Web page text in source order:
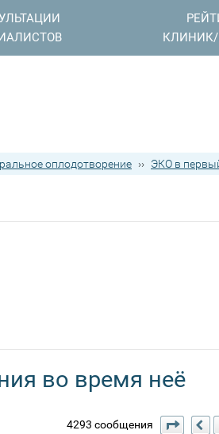
КЛИНИК/
оплодотворение ›› ЭКО в
во время неё
4293 сообщения